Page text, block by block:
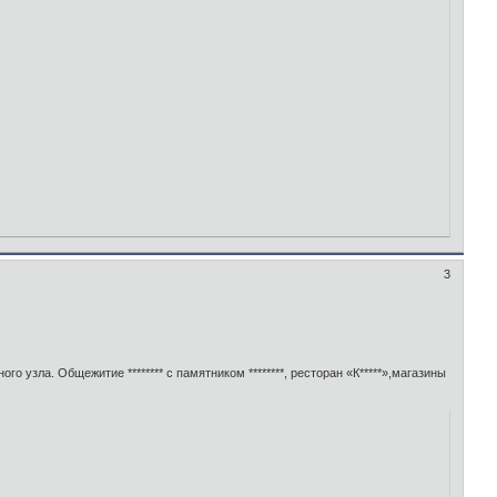
3
узла. Общежитие ******** с памятником ********, ресторан «К*****»,магазины